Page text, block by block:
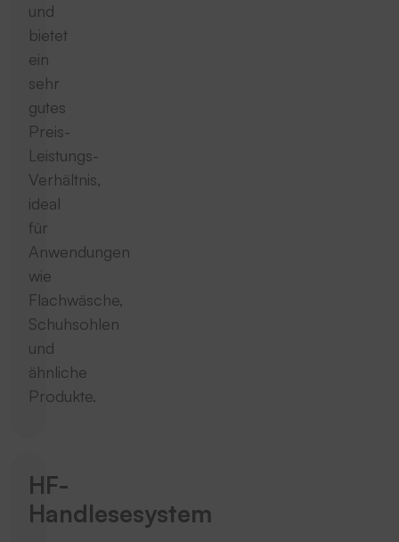
und
bietet
ein
sehr
gutes
Preis-
Leistungs-
Verhältnis,
ideal
für
Anwendungen
wie
Flachwäsche,
Schuhsohlen
und
ähnliche
Produkte.
HF-
Handlesesystem